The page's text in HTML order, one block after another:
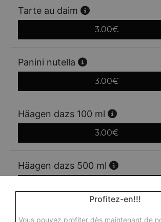
Tarte au daim
3.00€
Panini nutella
3.00€
Häagen dazs 100 ml
3.00€
Häagen dazs 500 ml
Profitez-en!!!
Vous pouvez profiter dès maintenant de